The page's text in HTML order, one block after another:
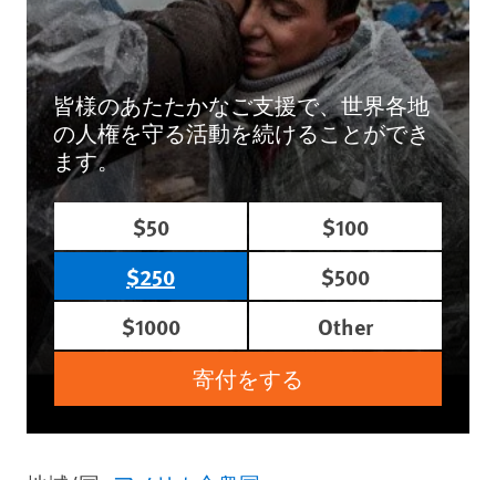
皆様のあたたかなご支援で、世界各地
の人権を守る活動を続けることができ
ます。
$50
$100
$250
$500
$1000
Other
寄付をする